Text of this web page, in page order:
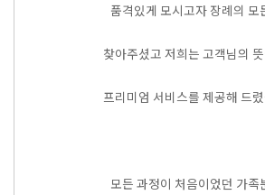
품격있게 모시고자 장례의 모
찾아주셨고 저희는 고객님의
프리미엄 서비스를 제공해 드
모든 과정이 처음이었던 가족